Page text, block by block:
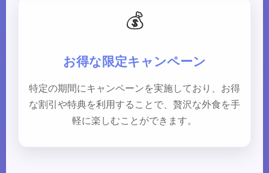
💰
お得な限定キャンペーン
特定の期間にキャンペーンを実施しており、お得
な割引や特典を利用することで、贅沢な外食を手
軽に楽しむことができます。